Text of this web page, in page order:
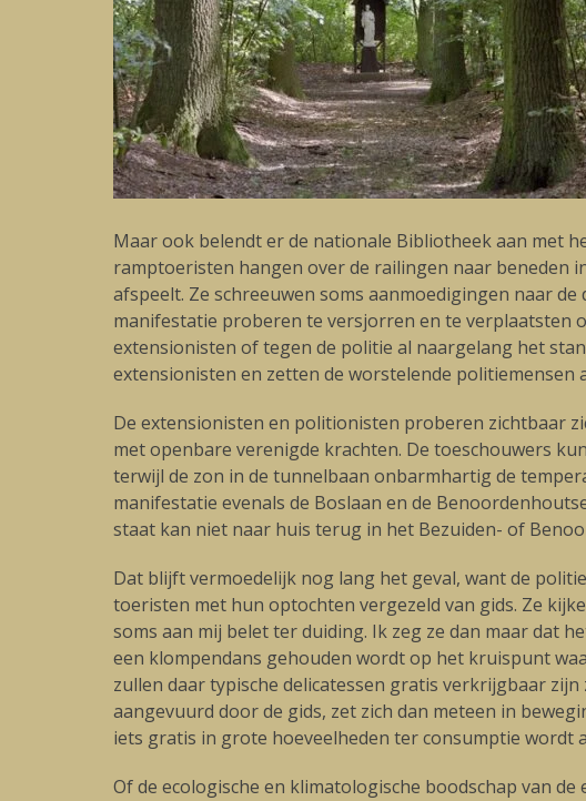
Maar ook belendt er de nationale Bibliotheek aan met
ramptoeristen hangen over de railingen naar beneden
afspeelt. Ze schreeuwen soms aanmoedigingen naar
manifestatie proberen te versjorren en te verplaatsten
extensionisten of tegen de politie al naargelang het
extensionisten en zetten de worstelende
De extensionisten en politionisten proberen zichtbaar
met openbare verenigde krachten. De toeschouwers
terwijl de zon in de tunnelbaan onbarmhartig de
manifestatie evenals de Boslaan en de
staat kan niet naar huis terug in het Bezuiden- of
Dat blijft vermoedelijk nog lang het geval, want de
toeristen met hun optochten vergezeld van gids. Ze
soms aan mij belet ter duiding. Ik zeg ze dan maar dat
een klompendans gehouden wordt op het kruispunt
zullen daar typische delicatessen gratis verkrijgbaar
aangevuurd door de gids, zet zich dan meteen in
iets gratis in grote hoeveelheden ter consumptie wordt
Of de ecologische en klimatologische boodschap van